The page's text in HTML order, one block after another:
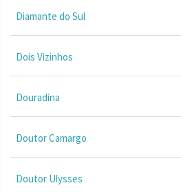
Diamante do Sul
Dois Vizinhos
Douradina
Doutor Camargo
Doutor Ulysses